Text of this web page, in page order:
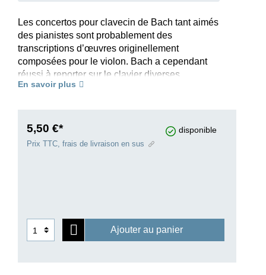
Les concertos pour clavecin de Bach tant aimés
des pianistes sont probablement des
transcriptions d’œuvres originellement
composées pour le violon. Bach a cependant
réussi à reporter sur le clavier diverses
spécificités de la technique violonistique avec un
comme une partie indissociable de leur
répertoire. Le premier concerto en ré mineur est
présenté et des parties orchestrales conçues
pour la pratique qui peuvent être acquises
ensemble ou séparément à un prix raisonnable.
En savoir plus
5,50 €* disponible
Prix TTC, frais de livraison en sus
Ajouter au panier